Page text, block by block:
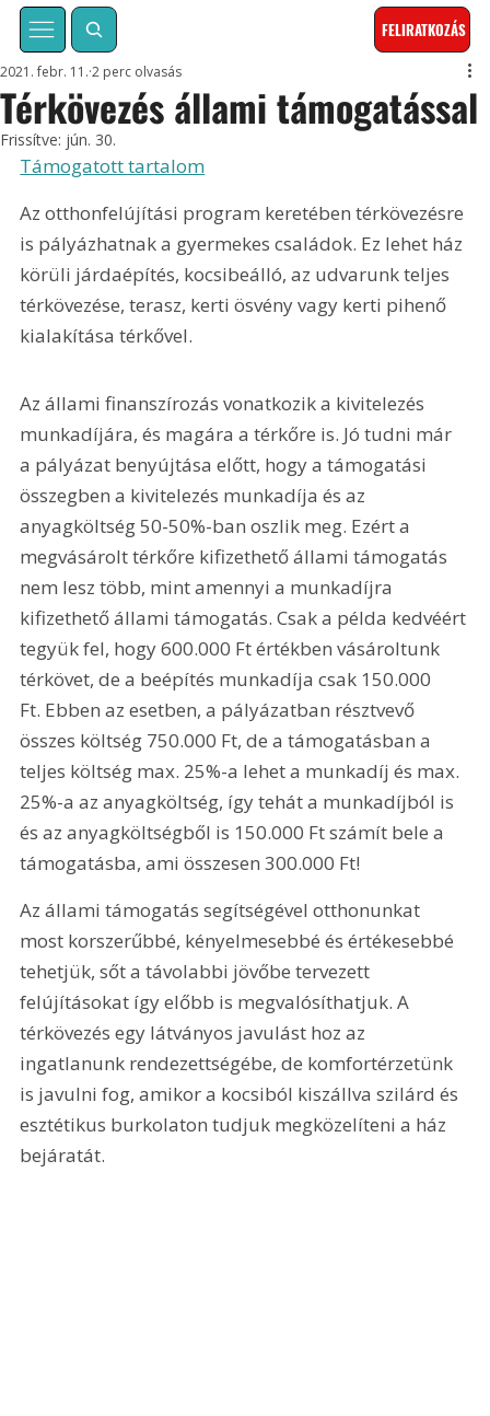
FELIRATKOZÁS
Térkövezés állami támogatással
2021. febr. 11. 2 perc olvasás
Frissítve: jún. 30.
Támogatott tartalom
Az otthonfelújítási program keretében térkövezésre
is pályázhatnak a gyermekes családok. Ez lehet ház
körüli járdaépítés, kocsibeálló, az udvarunk teljes
térkövezése, terasz, kerti ösvény vagy kerti pihenő
kialakítása térkővel.
Az állami finanszírozás vonatkozik a kivitelezés
munkadíjára, és magára a térkőre is. Jó tudni már
a pályázat benyújtása előtt, hogy a támogatási
összegben a kivitelezés munkadíja és az
anyagköltség 50-50%-ban oszlik meg. Ezért a
megvásárolt térkőre kifizethető állami támogatás
nem lesz több, mint amennyi a munkadíjra
kifizethető állami támogatás. Csak a példa kedvéért
tegyük fel, hogy 600.000 Ft értékben vásároltunk
térkövet, de a beépítés munkadíja csak 150.000
Ft. Ebben az esetben, a pályázatban résztvevő
összes költség 750.000 Ft, de a támogatásban a
teljes költség max. 25%-a lehet a munkadíj és max.
25%-a az anyagköltség, így tehát a munkadíjból is
és az anyagköltségből is 150.000 Ft számít bele a
támogatásba, ami összesen 300.000 Ft!
Az állami támogatás segítségével otthonunkat
most korszerűbbé, kényelmesebbé és értékesebbé
tehetjük, sőt a távolabbi jövőbe tervezett
felújításokat így előbb is megvalósíthatjuk. A
térkövezés egy látványos javulást hoz az
ingatlanunk rendezettségébe, de komfortérzetünk
is javulni fog, amikor a kocsiból kiszállva szilárd és
esztétikus burkolaton tudjuk megközelíteni a ház
bejáratát.